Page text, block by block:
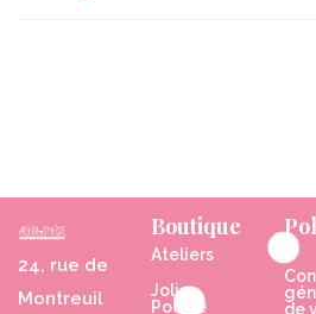
24, rue de
Montreuil
Boutique
Ateliers
Jolie
Poésie
de